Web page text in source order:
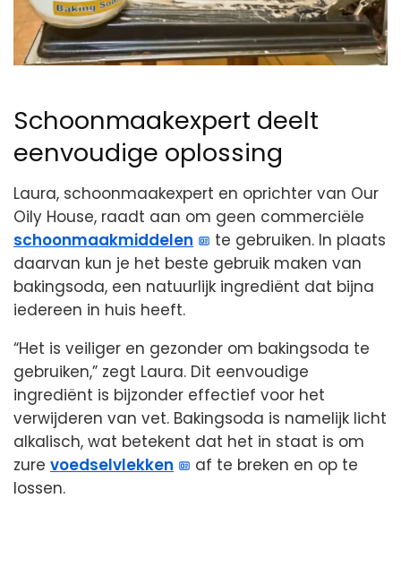
Schoonmaakexpert deelt
eenvoudige oplossing
Laura, schoonmaakexpert en oprichter van Our
Oily House, raadt aan om geen commerciële
schoonmaakmiddelen
te gebruiken. In plaats
daarvan kun je het beste gebruik maken van
bakingsoda, een natuurlijk ingrediënt dat bijna
iedereen in huis heeft.
“Het is veiliger en gezonder om bakingsoda te
gebruiken,” zegt Laura. Dit eenvoudige
ingrediënt is bijzonder effectief voor het
verwijderen van vet. Bakingsoda is namelijk licht
alkalisch, wat betekent dat het in staat is om
zure voedselvlekken
af te breken en op te
lossen.